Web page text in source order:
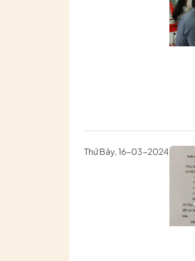
Thứ Bảy, 16-03-2024